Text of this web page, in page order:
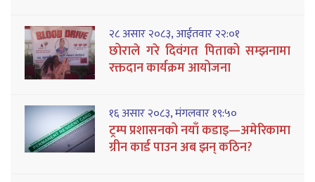
२८ असार २०८३, आईतवार २२:०१
छोराले गरे दिवंगत पिताको सम्झनामा
रक्तदान कार्यक्रम आयोजना
१६ असार २०८३, मंगलवार १९:५०
ट्रम्प प्रशासनको नयाँ कडाइ—अमेरिकामा
ग्रीन कार्ड पाउन अब झन् कठिन?